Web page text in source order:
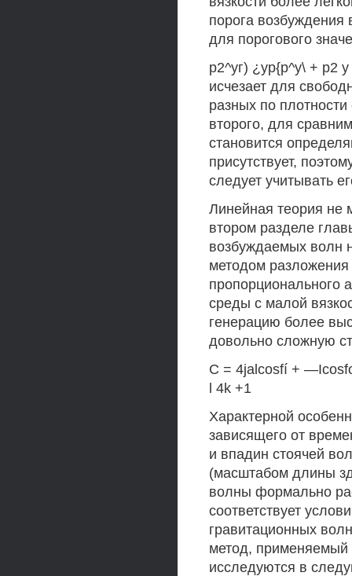
порога возбуждения
для порогового
р2^уг) ¿ур{р^у\ + р2
исчезает для
разных по
второго, для
становится
присутствует,
следует учитывать
Линейная теория не
втором разделе
возбуждаемых волн
методом
пропорционального
среды с малой
генерацию более
довольно сложную
С = 4jalcosfí +
l 4k +1
Характерной
зависящего от
и впадин стоячей
(масштабом длины
волны формально
соответствует
гравитационных
метод, применяемый
исследуются в